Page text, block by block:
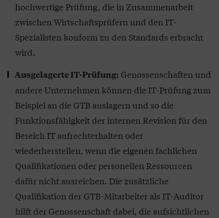
hochwertige Prüfung, die in Zusammenarbeit
zwischen Wirtschaftsprüfern und den IT-
Spezialisten konform zu den Standards erbracht
wird.
Ausgelagerte IT-Prüfung: Genossenschaften und
andere Unternehmen können die IT-Prüfung zum
Beispiel an die GTB auslagern und so die
Funktionsfähigkeit der internen Revision für den
Bereich IT aufrechterhalten oder
wiederherstellen, wenn die eigenen fachlichen
Qualifikationen oder personellen Ressourcen
dafür nicht ausreichen. Die zusätzliche
Qualifikation der GTB-Mitarbeiter als IT-Auditor
hilft der Genossenschaft dabei, die aufsichtlichen